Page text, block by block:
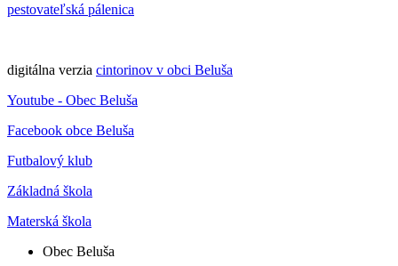
pestovateľská pálenica
digitálna verzia cintorinov v obci Beluša
Youtube - Obec Beluša
Facebook obce Beluša
Futbalový klub
Základná škola
Materská škola
Obec Beluša